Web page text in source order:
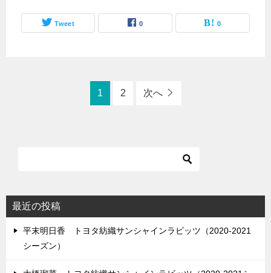
Tweet 0 0
1 2 次へ
最近の投稿
平末明日香 トヨタ紡織サンシャインラビッツ（2020-2021
シーズン）